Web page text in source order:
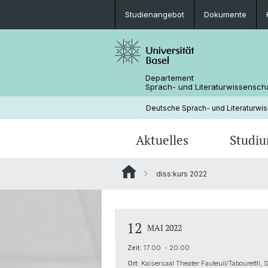
Studienangebot Dokumente
Departement
Sprach- und
Deutsche Sprach- und
Aktuelles
diss:kurs 2022
12 MAI 2022
Zeit: 17:00 - 20:00
Ort: Kaisersaal Theater Fauteuil/Tabourettli,